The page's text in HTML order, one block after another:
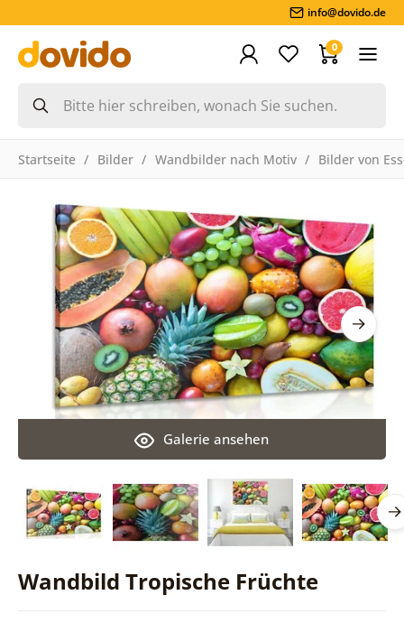
info@dovido.de
0
Startseite Bilder Wandbilder nach Motiv Bilder von
Wandbild Tropische Früchte
Galerie ansehen